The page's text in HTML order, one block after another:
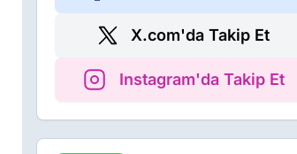
X.com'da Takip Et
Instagram'da Takip Et